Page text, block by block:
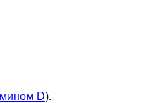
D).